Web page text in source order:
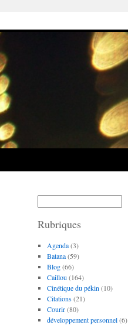
Rubriques
Agenda(3)
Batana(59)
Blog(66)
Caillou (164)
Cinétique du pékin (10)
Citations(21)
Courir(80)
développement personnel(6)